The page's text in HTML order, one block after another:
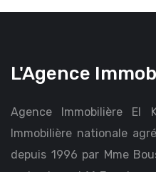
L'Agence
Agence Immobilière El
Immobilière nationale
depuis 1996 par Mme